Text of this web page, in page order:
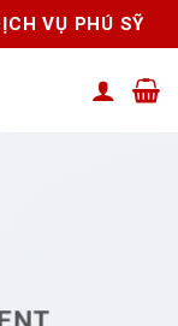
VỤ PHÚ SỸ